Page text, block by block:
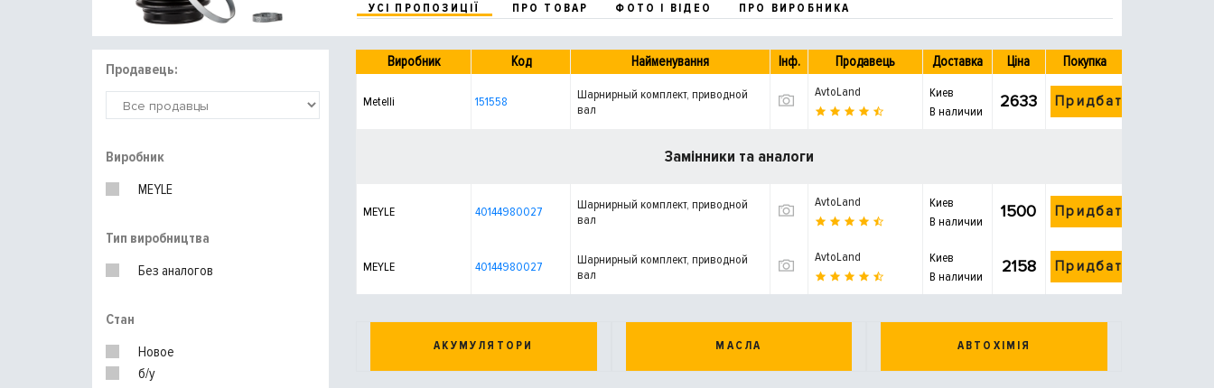
УСІ ПРОПОЗИЦІЇ ПРО ТОВАР ФОТО І ВІДЕО ПРО ВИРОБНИКА
Продавець:
Виробник
MEYLE
Тип виробництва
Без аналогов
Стан
Новое
б/у
Виробник Код Найменування Інф. Продавець Доставка Ціна Покупка
Metelli 151558
Шарнирный комплект, приводной
вал
AvtoLand
Киев
В наличии
2633 Придбати
Замінники та аналоги
MEYLE 40144980027
Шарнирный комплект, приводной
вал
AvtoLand
Киев
В наличии
1500 Придбати
MEYLE 40144980027
Шарнирный комплект, приводной
вал
AvtoLand
Киев
В наличии
2158 Придбати
АКУМУЛЯТОРИ МАСЛА АВТОХІМІЯ